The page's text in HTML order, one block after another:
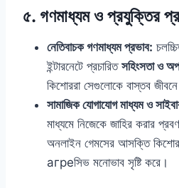
৫. গণমাধ্যম ও প্রযুক্তির
নেতিবাচক গণমাধ্যম প্রভাব:
ইন্টারনেটে প্রচারিত সহিংসতা ও
কিশোররা সেগুলোকে বাস্তব
সামাজিক যোগাযোগ মাধ্যম ও
মাধ্যমে নিজেকে জাহির করার
অনলাইন গেমসের আসক্তি
агреসিভ মনোভাব সৃষ্টি করে।